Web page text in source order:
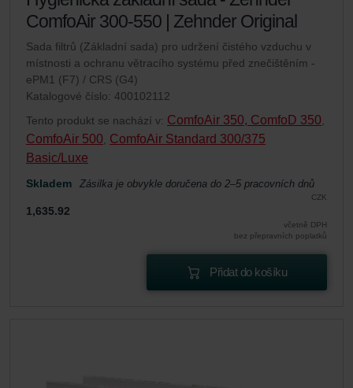
ComfoAir 300-550 | Zehnder Original
Sada filtrů (Základní sada) pro udržení čistého vzduchu v
místnosti a ochranu větracího systému před znečištěním -
ePM1 (F7) / CRS (G4)
Katalogové číslo: 400102112
Tento produkt se nachází v: ComfoAir 350, ComfoD 350
ComfoAir 500 ComfoAir Standard 300/375
Basic/Luxe
Skladem Zásilka je obvykle doručena do 2–5 pracovních dnů
CZK
1,635.92
včetně DPH
bez přepravních poplatků
Přidat do košíku